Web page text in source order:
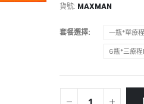
貨號: MAXMAN
套餐選擇 一瓶*單療
6瓶*三療